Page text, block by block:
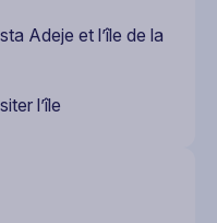
Adeje et l’île de la
l’île